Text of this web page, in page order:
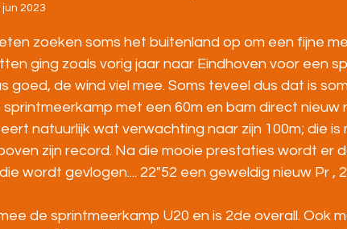
jun 2023
met NaN uit 5 sterren.
zoeken soms het buitenland op om een fijne
ging zoals vorig jaar naar Eindhoven voor een
goed, de wind viel mee. Soms teveel dus dat is
sprintmeerkamp met een 60m en bam direct nieuw
natuurlijk wat verwachting naar zijn 100m; die is
zijn record. Na die mooie prestaties wordt er
wordt gevlogen.... 22"52 een geweldig nieuw Pr ,
de sprintmeerkamp U20 en is 2de overall. Ook